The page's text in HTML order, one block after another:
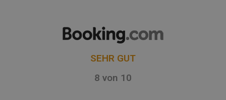
SEHR GUT
8 von 10